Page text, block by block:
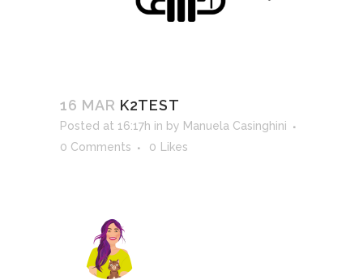
16 MAR K2TEST
Posted at 16:17h in by Manuela Casinghini
0 Comments
0 Likes